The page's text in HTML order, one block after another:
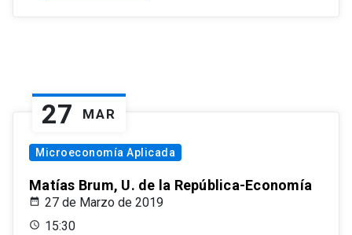
27 MAR
Microeconomía Aplicada
Matías Brum, U. de la República-Economía
27 de Marzo de 2019
15:30